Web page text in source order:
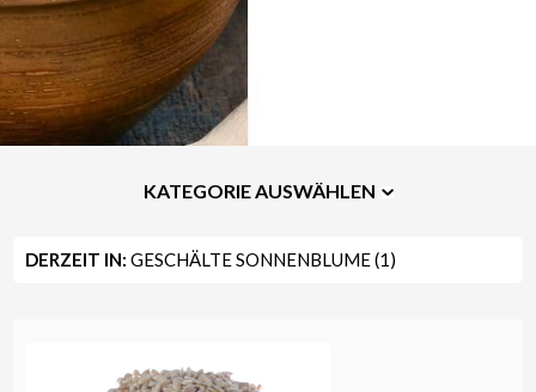
KATEGORIE AUSWÄHLEN
DERZEIT IN: GESCHÄLTE SONNENBLUME (1)